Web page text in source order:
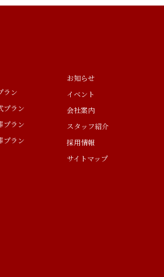
ラン
プラン
プラン
プラン
お知らせ
イベント
会社案内
スタッフ紹介
採用情報
サイトマップ